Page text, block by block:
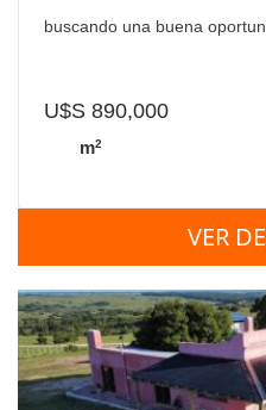
buscando una buena
U$S 890,000
m2
VER